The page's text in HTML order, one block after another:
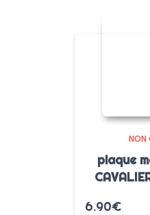
NON
plaque
6.90€